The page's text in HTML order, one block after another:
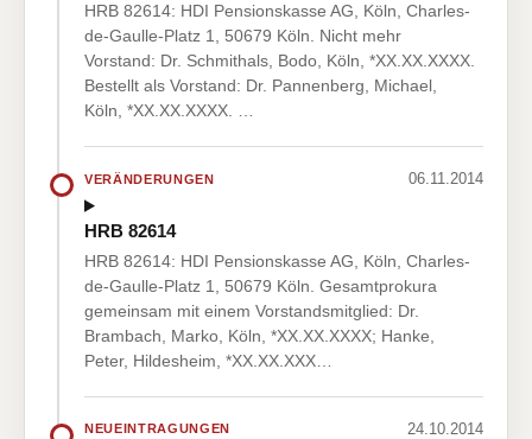
HRB 82614: HDI Pensionskasse AG, Köln, Charles-
de-Gaulle-Platz 1, 50679 Köln. Nicht mehr
Vorstand: Dr. Schmithals, Bodo, Köln, *XX.XX.XXXX.
Bestellt als Vorstand: Dr. Pannenberg, Michael,
Köln, *XX.XX.XXXX. …
VERÄNDERUNGEN 06.11.2014
HRB 82614
HRB 82614: HDI Pensionskasse AG, Köln, Charles-
de-Gaulle-Platz 1, 50679 Köln. Gesamtprokura
gemeinsam mit einem Vorstandsmitglied: Dr.
Brambach, Marko, Köln, *XX.XX.XXXX; Hanke,
Peter, Hildesheim, *XX.XX.XXX…
NEUEINTRAGUNGEN 24.10.2014